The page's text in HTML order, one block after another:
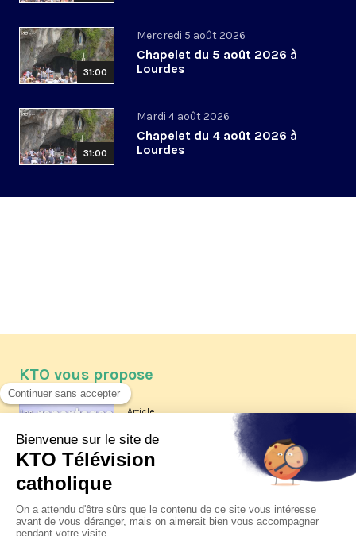
31:00
Mercredi 5 août 2026
Chapelet du 5 août 2026 à
Lourdes
31:00
Mardi 4 août 2026
Chapelet du 4 août 2026 à
Lourdes
KTO vous propose
Article
Les reportages d'été 2026 de KTO
La visite pastorale du pape Léon
XIV à Assise à suivre sur KTO le
jeudi 6 août